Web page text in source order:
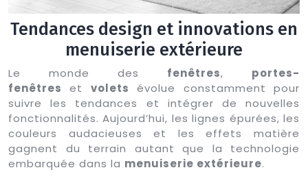
Tendances design et innovations en
menuiserie extérieure
Le monde des fenêtres, portes-
fenêtres et volets évolue constamment pour
suivre les tendances et intégrer de nouvelles
fonctionnalités. Aujourd’hui, les lignes épurées, les
couleurs audacieuses et les effets matière
gagnent du terrain autant que la technologie
embarquée dans la menuiserie extérieure.